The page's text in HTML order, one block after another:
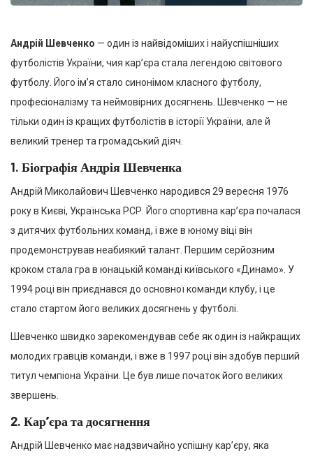
Андрій Шевченко — один із найвідоміших і найуспішніших
футболістів України, чия кар’єра стала легендою світового
футболу. Його ім’я стало синонімом класного футболу,
професіоналізму та неймовірних досягнень. Шевченко — не
тільки один із кращих футболістів в історії України, але й
великий тренер та громадський діяч.
1. Біографія Андрія Шевченка
Андрій Миколайович Шевченко народився 29 вересня 1976
року в Києві, Українська РСР. Його спортивна кар’єра почалася
з дитячих футбольних команд, і вже в юному віці він
продемонстрував неабиякий талант. Першим серйозним
кроком стала гра в юнацькій команді київського «Динамо». У
1994 році він приєднався до основної команди клубу, і це
стало стартом його великих досягнень у футболі.
Шевченко швидко зарекомендував себе як один із найкращих
молодих гравців команди, і вже в 1997 році він здобув перший
титул чемпіона України. Це був лише початок його великих
звершень.
2. Кар’єра та досягнення
Андрій Шевченко має надзвичайно успішну кар’єру, яка